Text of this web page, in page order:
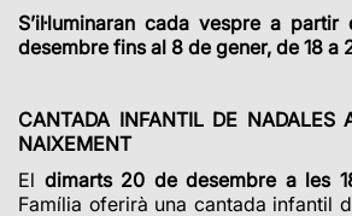
S’il·luminaran cada vespre a
desembre fins al 8 de gener, de 18 a
CANTADA INFANTIL DE NADALES
NAIXEMENT
El dimarts 20 de desembre a les
Família oferirà una cantada infantil